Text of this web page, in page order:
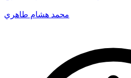
محمد هشام طاهري